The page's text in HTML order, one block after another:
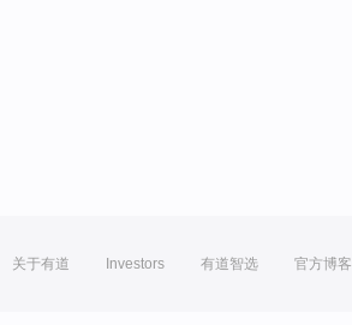
关于有道 Investors 有道智选 官方博客